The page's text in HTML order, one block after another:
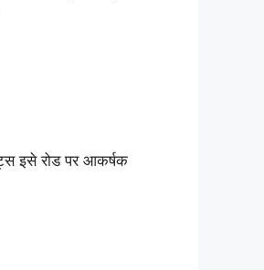
इसे रोड पर आकर्षक